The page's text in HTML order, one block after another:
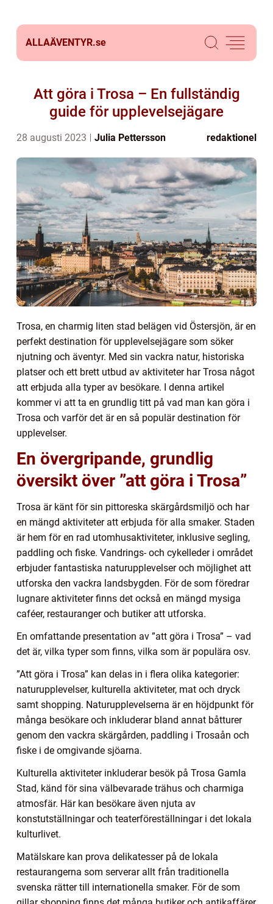
ALLAÄVENTYR.se
Att göra i Trosa – En fullständig
guide för upplevelsejägare
28 augusti 2023 Julia Pettersson redaktionel
Trosa, en charmig liten stad belägen vid Östersjön, är en
perfekt destination för upplevelsejägare som söker
njutning och äventyr. Med sin vackra natur, historiska
platser och ett brett utbud av aktiviteter har Trosa något
att erbjuda alla typer av besökare. I denna artikel
kommer vi att ta en grundlig titt på vad man kan göra i
Trosa och varför det är en så populär destination för
upplevelser.
En övergripande, grundlig
översikt över ”att göra i Trosa”
Trosa är känt för sin pittoreska skärgårdsmiljö och har
en mängd aktiviteter att erbjuda för alla smaker. Staden
är hem för en rad utomhusaktiviteter, inklusive segling,
paddling och fiske. Vandrings- och cykelleder i området
erbjuder fantastiska naturupplevelser och möjlighet att
utforska den vackra landsbygden. För de som föredrar
lugnare aktiviteter finns det också en mängd mysiga
caféer, restauranger och butiker att utforska.
En omfattande presentation av ”att göra i Trosa” – vad
det är, vilka typer som finns, vilka som är populära osv.
”Att göra i Trosa” kan delas in i flera olika kategorier:
naturupplevelser, kulturella aktiviteter, mat och dryck
samt shopping. Naturupplevelserna är en höjdpunkt för
många besökare och inkluderar bland annat båtturer
genom den vackra skärgården, paddling i Trosaån och
fiske i de omgivande sjöarna.
Kulturella aktiviteter inkluderar besök på Trosa Gamla
Stad, känd för sina välbevarade trähus och charmiga
atmosfär. Här kan besökare även njuta av
konstutställningar och teaterföreställningar i det lokala
kulturlivet.
Matälskare kan prova delikatesser på de lokala
restaurangerna som serverar allt från traditionella
svenska rätter till internationella smaker. För de som